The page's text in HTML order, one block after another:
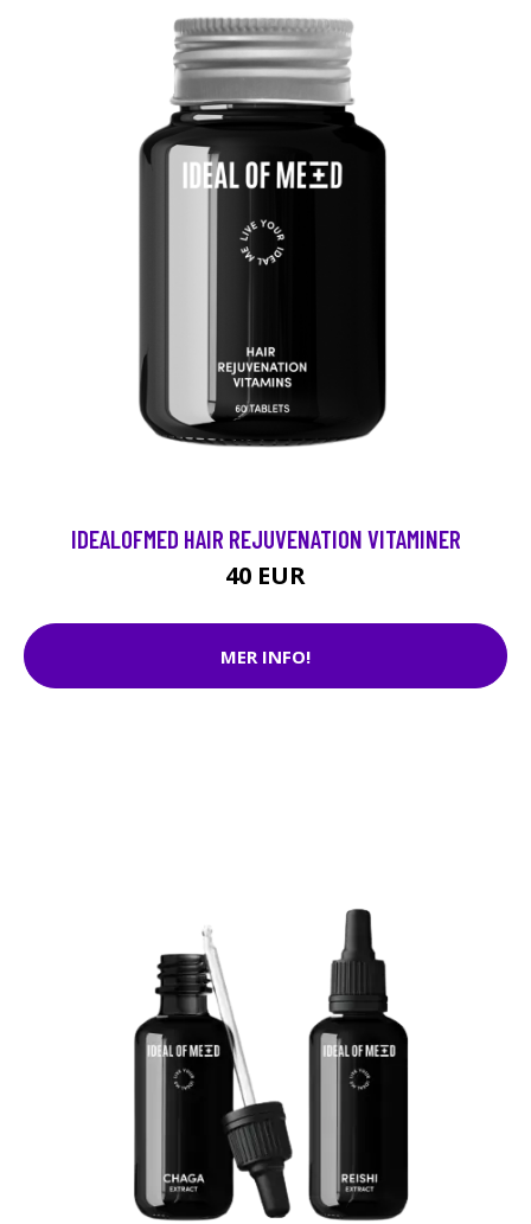
IDEALOFMED HAIR REJUVENATION VITAMINER
40 EUR
MER INFO!